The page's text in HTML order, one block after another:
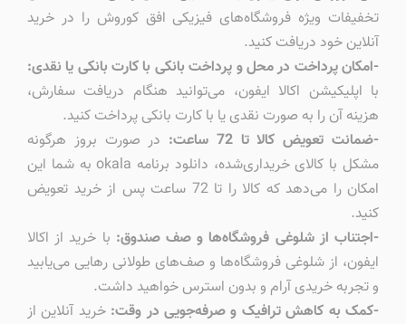
تخفیفات ویژه فروشگاه‌های فیزیکی افق کوروش را در خرید
آنلاین خود دریافت کنید.
-امکان پرداخت در محل و پرداخت بانکی با کارت بانکی یا نقدی:
با اپلیکیشن اکالا ایفون، می‌توانید هنگام دریافت سفارش،
هزینه آن را به صورت نقدی یا با کارت بانکی پرداخت کنید.
-ضمانت تعویض کالا تا 72 ساعت:
در صورت بروز هرگونه
مشکل با کالای خریداری‌شده، دانلود برنامه okala به شما این
امکان را می‌دهد که کالا را تا 72 ساعت پس از خرید تعویض
کنید.
-اجتناب از شلوغی فروشگاه‌ها و صف صندوق: با خرید از اکالا
ایفون، از شلوغی فروشگاه‌ها و صف‌های طولانی رهایی می‌یابید
و تجربه خریدی آرام و بدون استرس خواهید داشت.
-کمک به کاهش ترافیک و صرفه‌جویی در وقت: خرید آنلاین از